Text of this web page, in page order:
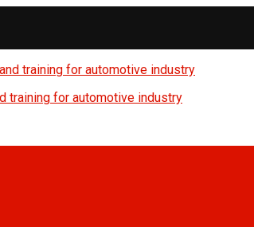
training for automotive industry